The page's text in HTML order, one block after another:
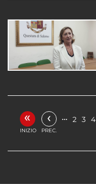
«
INIZIO
‹
PREC.
… 2 3 4